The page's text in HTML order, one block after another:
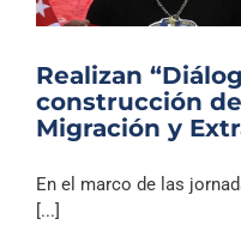
Realizan
construcción
Migración y
En el marco de las
[...]